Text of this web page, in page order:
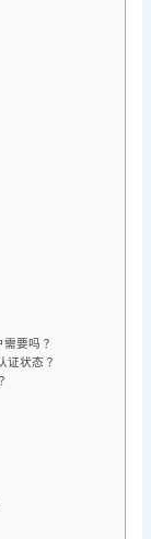
要吗？
证状态？